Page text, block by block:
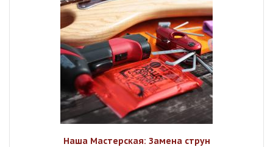
Наша Мастерская: Замена струн